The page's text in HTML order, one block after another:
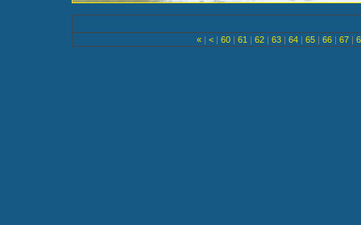
« | < | 60 | 61 | 62 | 63 | 64 | 65 | 66 | 67 |